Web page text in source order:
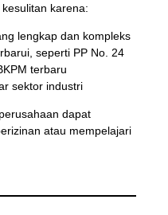
karena:
lengkap dan kompleks
seperti PP No. 24
terbaru
sektor industri
dapat
atau mempelajari